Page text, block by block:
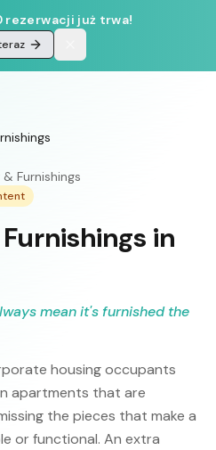
rezerwacji już trwa!
Furnishings
in
mean it's furnished the
housing occupants
apartments that are
the pieces that make a
or functional. An extra